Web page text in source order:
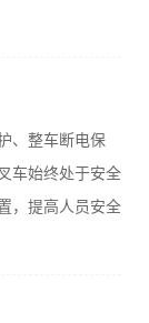
、整车断电保
车始终处于安全
，提高人员安全